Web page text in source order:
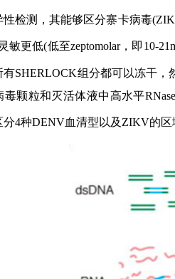
性检测，其能够区分寨卡病毒
敏更低(低至zeptomolar，即10-
有SHERLOCK组分都可以冻干，
毒颗粒和灭活体液中高水平
分4种DENV血清型以及ZIKV的